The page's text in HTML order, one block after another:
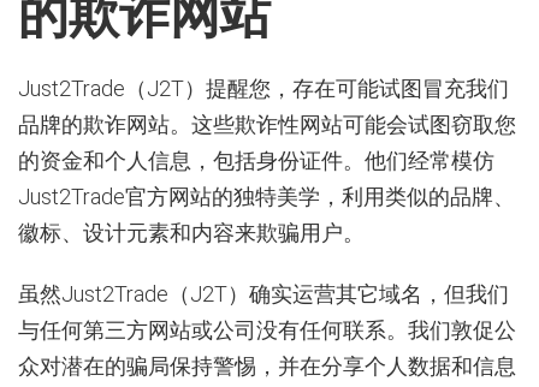
的欺诈网站
Just2Trade（J2T）提醒您，存在可能试图冒充我们
品牌的欺诈网站。这些欺诈性网站可能会试图窃取您
的资金和个人信息，包括身份证件。他们经常模仿
Just2Trade官方网站的独特美学，利用类似的品牌、
徽标、设计元素和内容来欺骗用户。
虽然Just2Trade（J2T）确实运营其它域名，但我们
与任何第三方网站或公司没有任何联系。我们敦促公
众对潜在的骗局保持警惕，并在分享个人数据和信息